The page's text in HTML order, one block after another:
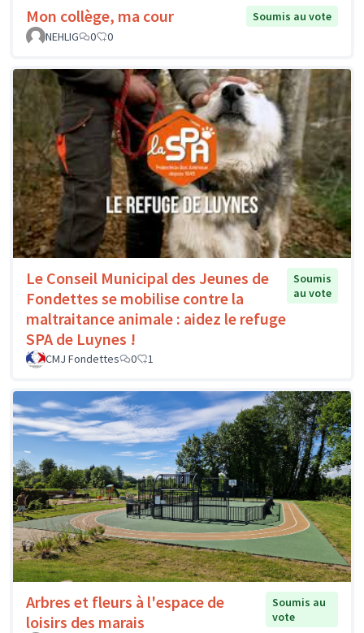
Mon collège, ma cour
Soumis au vote
NEHLIG
0 0
Le Conseil Municipal des Jeunes de
Fondettes se mobilise contre la
maltraitance animale : aidez le refuge
SPA de Luynes !
Soumis
au vote
CMJ Fondettes 0 1
Arbres et fleurs à l'espace de
loisirs des marais
Soumis au
vote